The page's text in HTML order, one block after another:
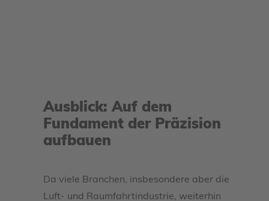
Ausblick: Auf dem
Fundament der Präzision
aufbauen
Da viele Branchen, insbesondere aber die
Luft- und Raumfahrtindustrie, weiterhin